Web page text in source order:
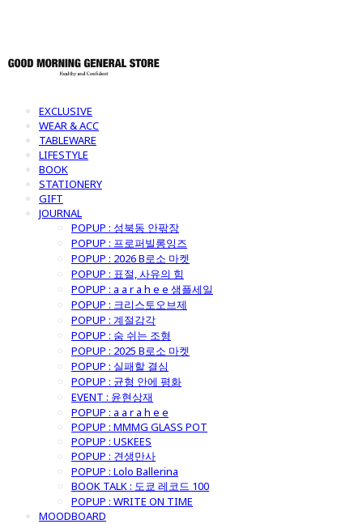
EXCLUSIVE
WEAR & ACC
TABLEWARE
LIFESTYLE
BOOK
STATIONERY
GIFT
JOURNAL
POPUP : 성북동 안팎장
POPUP : 프로퍼빌롱잉즈
POPUP : 2026 B로소 마켓
POPUP : 표절, 사유의 힘
POPUP : a a r a h e e 샘플세일
POPUP : 크리스토오브제
POPUP : 계절감각
POPUP : 숨 쉬는 조형
POPUP : 2025 B로소 마켓
POPUP : 실패할 결심
POPUP : 균형 안에 평화
EVENT : 윤현상재
POPUP : a a r a h e e
POPUP : MMMG GLASS POT
POPUP : USKEES
POPUP : 견생만사
POPUP : Lolo Ballerina
BOOK TALK : 도쿄 레코드 100
POPUP : WRITE ON TIME
MOODBOARD